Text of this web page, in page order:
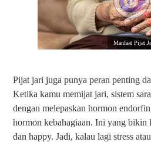
Manfaat Pijat
Pijat jari juga punya peran penting
Ketika kamu memijat jari, sistem
dengan melepaskan hormon
hormon kebahagiaan. Ini yang bikin
dan happy. Jadi, kalau lagi stress